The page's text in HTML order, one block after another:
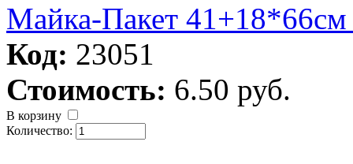
Майка-Пакет
Код: 23051
Стоимость: 6.50 руб.
В корзину
Количество: